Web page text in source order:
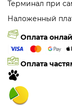
Терминал при
Наложенный
Оплата
Оплата